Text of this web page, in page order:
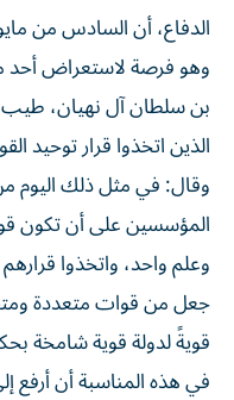
الدفاع، أن السادس من
وهو فرصة لاستعراض أحد
بن سلطان آل نهيان، طيب
الذين اتخذوا قرار توحيد
المؤسسين على أن تكون
وعلم واحد، واتخذوا
جعل من قوات متعددة
قويةً لدولة قوية شامخة
في هذه المناسبة أن